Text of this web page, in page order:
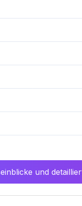
und